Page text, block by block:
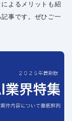
よるメリットも紹
事です。ぜひご一